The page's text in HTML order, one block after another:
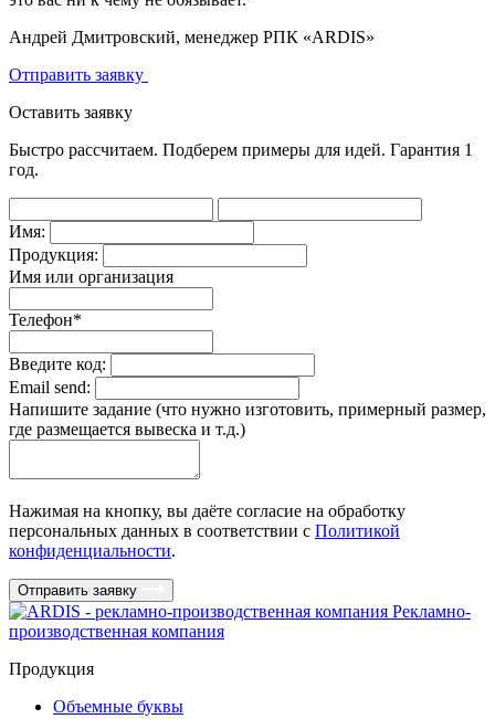
Андрей Дмитровский, менеджер РПК «ARDIS»
Отправить заявку
Оставить заявку
Быстро рассчитаем. Подберем примеры для идей. Гарантия 1
год.
Имя:
Продукция:
Имя или организация
Телефон*
Введите код:
Email send:
Напишите задание (что нужно изготовить, примерный размер,
где размещается вывеска и т.д.)
Нажимая на кнопку, вы даёте согласие на обработку
персональных данных в соответствии c Политикой
конфиденциальности.
Отправить заявку
Рекламно-
производственная компания
Продукция
Объемные буквы